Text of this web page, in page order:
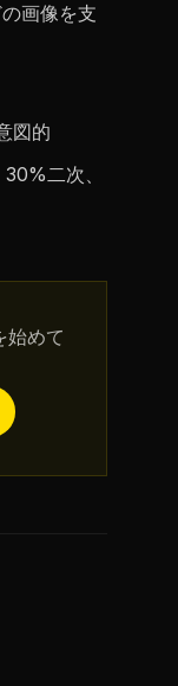
画像を支
図的
二次、
始めて